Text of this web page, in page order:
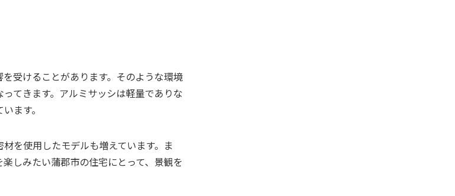
受けることがあります。そのような環境
てきます。アルミサッシは軽量でありな
ます。
を使用したモデルも増えています。ま
しみたい蒲郡市の住宅にとって、景観を